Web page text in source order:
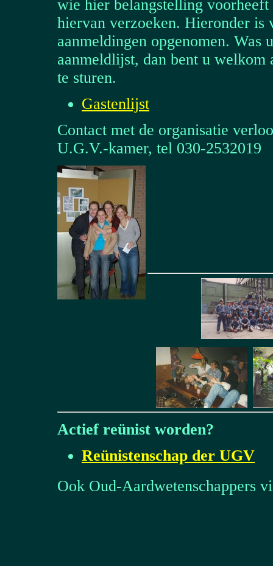
wie hier belangstelling
hiervan verzoeken. Hieronder is
aanmeldingen opgenomen. Was
aanmeldlijst, dan bent u welkom
te sturen.
Gastenlijst
Contact met de organisatie
U.G.V.-kamer, tel 030-2532019
Actief reünist worden?
Reünistenschap der UGV
Ook Oud-Aardwetenschappers